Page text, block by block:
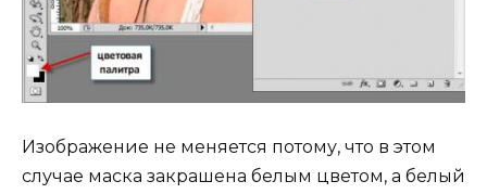
Изображение не меняется потому, что в этом
случае маска закрашена белым цветом, а белый